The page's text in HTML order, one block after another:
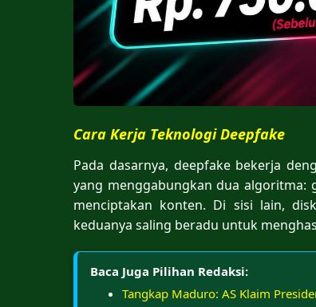
Cara Kerja Teknologi Deepfake
Pada dasarnya, deepfake bekerja
yang menggabungkan dua algoritma:
menciptakan konten. Di sisi lain,
keduanya saling beradu untuk
Baca Juga Pilihan Redaksi:
Tangkap Maduro: AS Klaim